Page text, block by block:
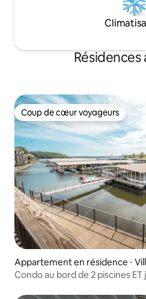
Coup de cœur voyageurs
Coup de cœur voyageurs
Appartement en résidence ⋅
easons
Condo au bord de 2 piscines